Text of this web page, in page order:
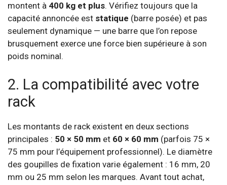
montent à 400 kg et plus. Vérifiez toujours que la
capacité annoncée est statique (barre posée) et pas
seulement dynamique — une barre que l’on repose
brusquement exerce une force bien supérieure à son
poids nominal.
2. La compatibilité avec votre
rack
Les montants de rack existent en deux sections
principales : 50 × 50 mm et 60 × 60 mm (parfois 75 ×
75 mm pour l’équipement professionnel). Le diamètre
des goupilles de fixation varie également : 16 mm, 20
mm ou 25 mm selon les marques. Avant tout achat,